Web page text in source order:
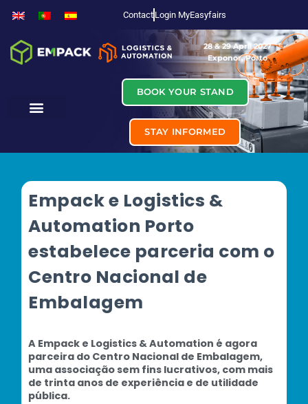
Contact Login MyEasyfairs
28 & 29 April 2027
Exponor, Porto
BOOK YOUR STAND
STAY INFORMED
Empack e Logistics &
Automation Porto
estabelece parceria com o
Centro Nacional de
Embalagem
A Empack e Logistics & Automation é agora
parceira do Centro Nacional de Embalagem,
uma associação sem fins lucrativos, com mais
de trinta anos de experiência e de utilidade
pública.